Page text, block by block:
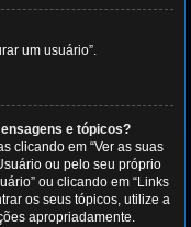
um usuário”.
e tópicos?
clicando em “Ver as suas
ou pelo seu próprio
ou clicando em “Links
os seus tópicos, utilize a
apropriadamente.